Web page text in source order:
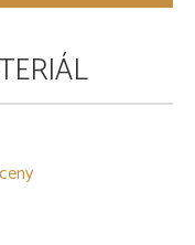
Podstřešní fólie